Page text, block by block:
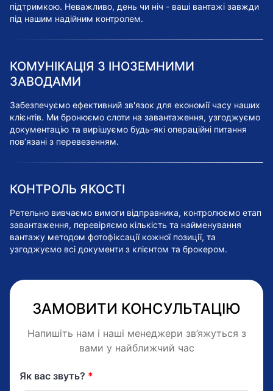
підтримкою. Неважливо, день чи ніч - ваші вантажі завжди
під нашим надійним контролем.
КОМУНІКАЦІЯ З ІНОЗЕМНИМИ
ЗАВОДАМИ
Забезпечуємо ефективний зв'язок для економії часу наших
клієнтів. Ми бронюємо слоти на завантаження, узгоджуємо
документацію та вирішуємо будь-які операційні питання
пов’язані з перевезенням.
КОНТРОЛЬ ЯКОСТІ
Ретельно вивчаємо вимоги відправника, контролюємо етап
завантаження, перевіряємо кількість та найменування
вантажу методом фотофіксації кожної позиції, та
узгоджуємо всі документи з клієнтом та брокером.
ЗАМОВИТИ КОНСУЛЬТАЦІЮ
Напишіть нам і наші менеджери зв’яжуться з
вами у найближчий час
Як вас звуть? *